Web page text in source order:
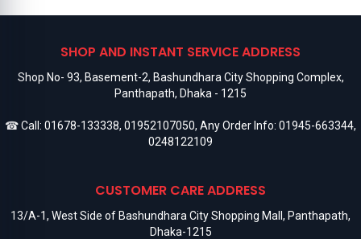
SHOP AND INSTANT SERVICE ADDRESS
Shop No- 93, Basement-2, Bashundhara City Shopping Complex,
Panthapath, Dhaka - 1215
☎ Call: 01678-133338, 01952107050, Any Order Info: 01945-663344,
0248122109
CUSTOMER CARE ADDRESS
13/A-1, West Side of Bashundhara City Shopping Mall, Panthapath,
Dhaka-1215